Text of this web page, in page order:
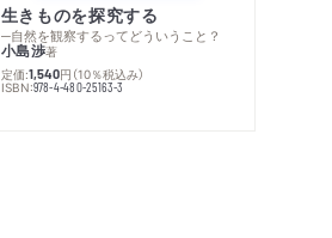
生きものを探究する
─自然を観察するってどういうこと？
小島渉著
定価:1,540円 （10％税込み）
ISBN:978-4-480-25163-3